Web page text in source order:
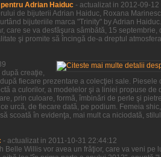
Adrian Haiduc - actualizat in 2012-09-12
de bijuterii Adrian Haiduc, Roxana
bijuteriile marca "Trinity" by Adrian
se va desfăşura sâmbătă, 15 septembrie,
şi promite să încingă de-a dreptul
creaţie,
fiecare prezentare a colecţiei sale. Piesele
a culorilor, a modelelor şi a liniei propuse de
prin culoare, formă, îmbinări de perle şi
urcă, de fiecare dată, pe podium. Femeia
scoată în evidenţa, mai mult ca niciodată,
- actualizat in 2011-10-31 22:44:12
Belle Willis vor avea un frăţior, care va veni pe